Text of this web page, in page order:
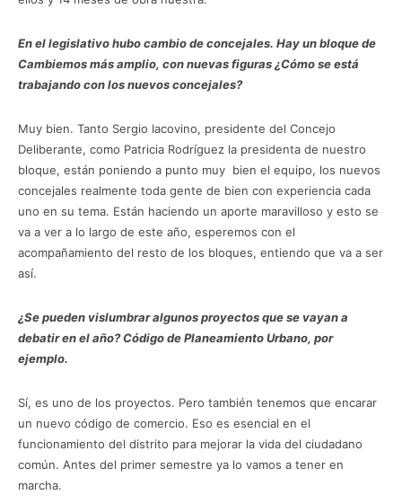
En el legislativo hubo cambio de concejales. Hay un bloque de
Cambiemos más amplio, con nuevas figuras ¿Cómo se está
trabajando con los nuevos concejales?
Muy bien. Tanto Sergio Iacovino, presidente del Concejo
Deliberante, como Patricia Rodríguez la presidenta de nuestro
bloque, están poniendo a punto muy bien el equipo, los nuevos
concejales realmente toda gente de bien con experiencia cada
uno en su tema. Están haciendo un aporte maravilloso y esto se
va a ver a lo largo de este año, esperemos con el
acompañamiento del resto de los bloques, entiendo que va a ser
así.
¿Se pueden vislumbrar algunos proyectos que se vayan a
debatir en el año? Código de Planeamiento Urbano, por
ejemplo.
Sí, es uno de los proyectos. Pero también tenemos que encarar
un nuevo código de comercio. Eso es esencial en el
funcionamiento del distrito para mejorar la vida del ciudadano
común. Antes del primer semestre ya lo vamos a tener en
marcha.